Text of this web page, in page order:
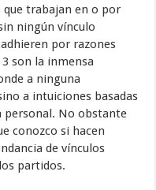
trabajan en o por
ningún vínculo
por razones
son la inmensa
a ninguna
a intuiciones basadas
No obstante
conozco si hacen
de vínculos
partidos.